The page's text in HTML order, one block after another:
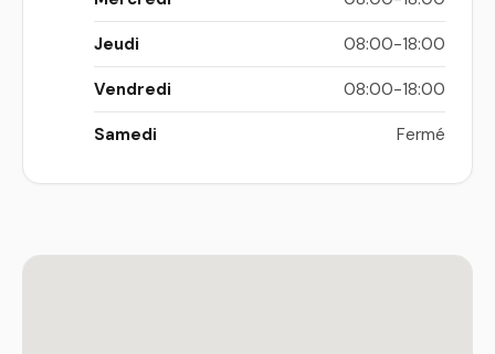
Jeudi 08:00-18:00
Vendredi 08:00-18:00
Samedi Fermé